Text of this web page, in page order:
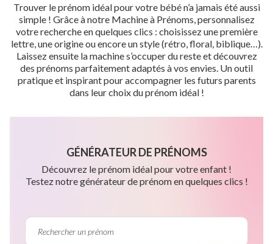
Trouver le prénom idéal pour votre bébé n’a jamais été aussi
simple ! Grâce à notre Machine à Prénoms, personnalisez
votre recherche en quelques clics : choisissez une première
lettre, une origine ou encore un style (rétro, floral, biblique…).
Laissez ensuite la machine s’occuper du reste et découvrez
des prénoms parfaitement adaptés à vos envies. Un outil
pratique et inspirant pour accompagner les futurs parents
dans leur choix du prénom idéal !
GÉNÉRATEUR DE PRÉNOMS
Découvrez le prénom idéal pour votre enfant !
Testez notre générateur de prénom en quelques clics !